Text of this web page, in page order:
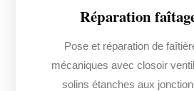
Réparation
Pose et réparation de
mécaniques avec closoir
solins étanches aux